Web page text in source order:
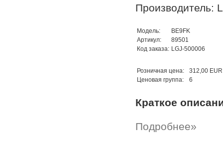
Производитель:
Модель:
BE9FK
Артикул:
89501
Код заказа: LGJ-500006
Розничная цена:
312,00 EUR
Ценовая группа:
6
Краткое
Подробнее»